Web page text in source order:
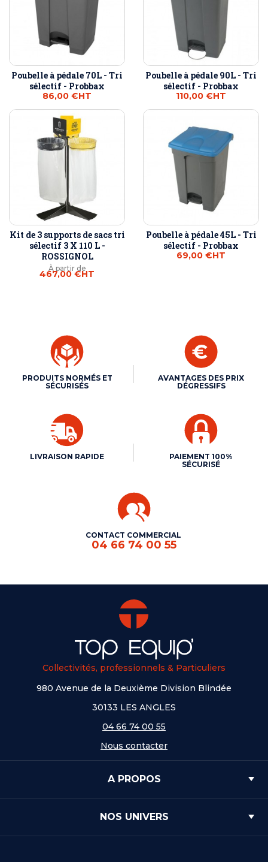
Poubelle à pédale 70L - Tri
sélectif - Probbax
86,00 €HT
Poubelle à pédale 90L - Tri
sélectif - Probbax
110,00 €HT
Kit de 3 supports de sacs tri
sélectif 3 X 110 L -
ROSSIGNOL
À partir de
467,00 €HT
Poubelle à pédale 45L - Tri
sélectif - Probbax
69,00 €HT
PRODUITS NORMÉS ET
SÉCURISÉS
AVANTAGES DES PRIX
DÉGRESSIFS
LIVRAISON RAPIDE
PAIEMENT 100%
SÉCURISÉ
CONTACT COMMERCIAL
04 66 74 00 55
Collectivités, professionnels & Particuliers
980 Avenue de la Deuxième Division Blindée
30133 LES ANGLES
04 66 74 00 55
Nous contacter
A PROPOS
NOS UNIVERS